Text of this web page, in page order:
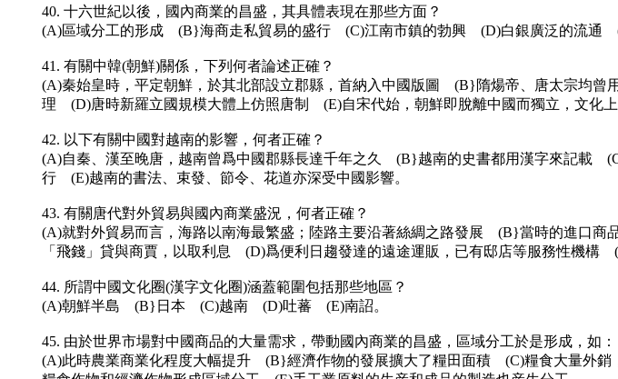
40. 十六世紀以後，國內商業的昌盛，其具體表現在那些方面？
(A)區域分工的形成 (B}海商走私貿易的盛行 (C)江南市鎮的勃興 (D)白銀廣泛的流通
41. 有關中韓(朝鮮)關係，下列何者論述正確？
(A)秦始皇時，平定朝鮮，於其北部設立郡縣，首納入中國版圖 (B}隋煬帝、唐太宗均
理 (D)唐時新羅立國規模大體上仿照唐制 (E)自宋代始，朝鮮即脫離中國而獨立，文化上
42. 以下有關中國對越南的影響，何者正確？
(A)自秦、漢至晚唐，越南曾爲中國郡縣長達千年之久 (B}越南的史書都用漢字來記載
行 (E)越南的書法、束發、節令、花道亦深受中國影響。
43. 有關唐代對外貿易與國內商業盛況，何者正確？
(A)就對外貿易而言，海路以南海最繁盛；陸路主要沿著絲綢之路發展 (B}當時的進口
「飛錢」貸與商賈，以取利息 (D)爲便利日趨發達的遠途運販，已有邸店等服務性機構
44. 所謂中國文化圈(漢字文化圈)涵蓋範圍包括那些地區？
(A)朝鮮半島 (B}日本 (C)越南 (D)吐蕃 (E)南詔。
45. 由於世界市場對中國商品的大量需求，帶動國內商業的昌盛，區域分工於是形成，如：
(A)此時農業商業化程度大幅提升 (B}經濟作物的發展擴大了糧田面積 (C)糧食大量外